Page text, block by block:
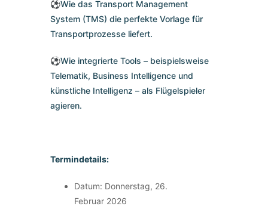
⚽Wie das Transport Management
System (TMS) die perfekte Vorlage für
Transportprozesse liefert.
⚽Wie integrierte Tools – beispielsweise
Telematik, Business Intelligence und
künstliche Intelligenz – als Flügelspieler
agieren.
Termindetails:
Datum: Donnerstag, 26.
Februar 2026